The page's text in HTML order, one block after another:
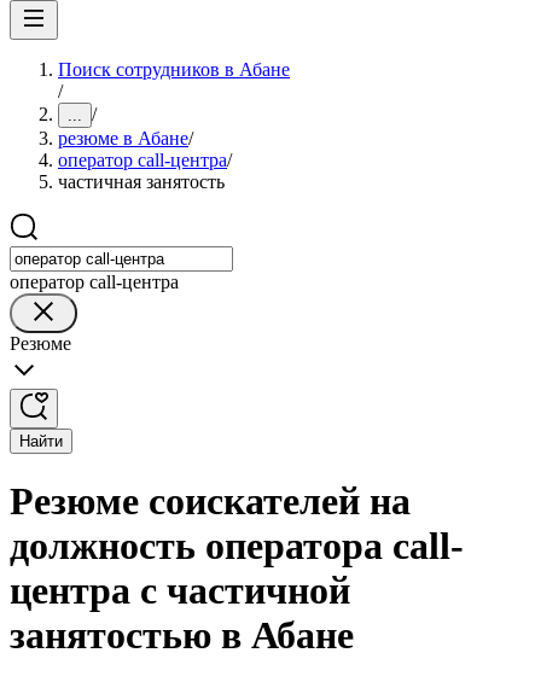
Поиск сотрудников в Абане
/
... /
резюме в Абане/
оператор cаll-центра/
частичная занятость
оператор cаll-центра
Резюме
Найти
Резюме соискателей на
должность оператора cаll-
центра с частичной
занятостью в Абане